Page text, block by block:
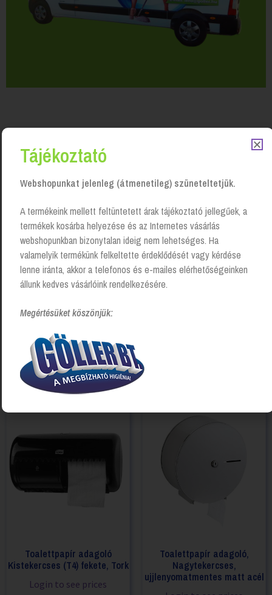
Kapcsolódó Termékek
Toalettpapír adagoló, Design
Mini jumbo, Tork
Login to see prices
Toalettpapír adagoló
Kistekercses (T4) fekete, Tork
Login to see prices
Toalettpapír adagoló,
Nagytekercses,
ujjlenyomatmentes matt acél
Tájékoztató
Webshopunkat jelenleg (átmenetileg) szüneteltetjük.
A termékeink mellett feltüntetett árak tájékoztató jellegűek, a
termékek kosárba helyezése és az Internetes vásárlás
webshopunkban bizonytalan ideig nem lehetséges. Ha
valamelyik termékünk felkeltette érdeklődését vagy kérdése
lenne iránta, akkor a telefonos és e-mailes elérhetőségeinken
állunk kedves vásárlóink rendelkezésére.
Megértésüket köszönjük: